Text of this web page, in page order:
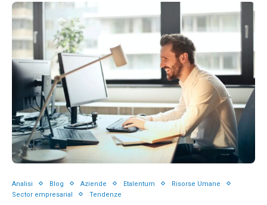
Analisi Blog Aziende Etalentum
Risorse Umane
Sector empresarial
Tendenze